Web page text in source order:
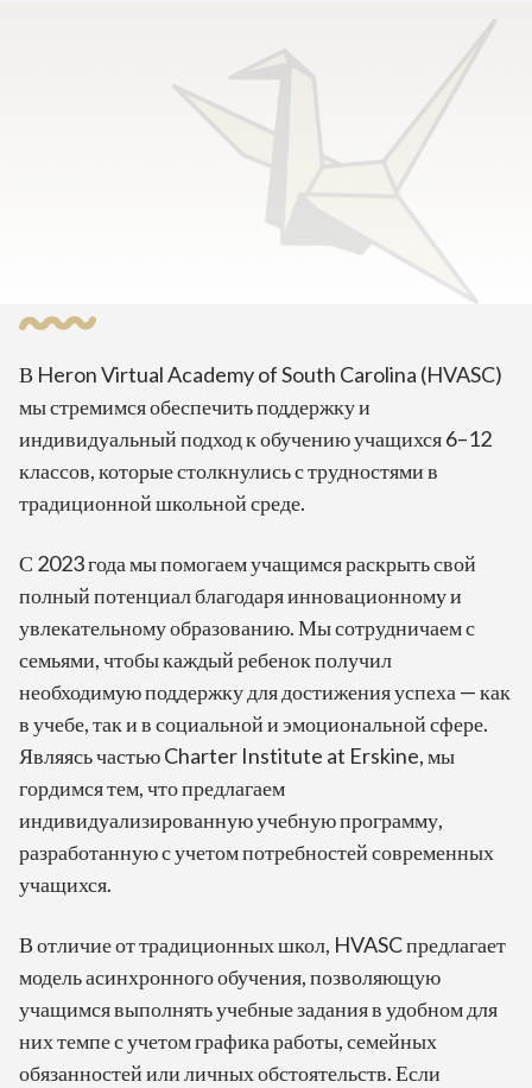
О нашей школе
Добро пожаловать в
Виртуальную академию
Heron в Южной Каролине!
В Heron Virtual Academy of South Carolina (HVASC)
мы стремимся обеспечить поддержку и
индивидуальный подход к обучению учащихся 6–12
классов, которые столкнулись с трудностями в
традиционной школьной среде.
С 2023 года мы помогаем учащимся раскрыть свой
полный потенциал благодаря инновационному и
увлекательному образованию. Мы сотрудничаем с
семьями, чтобы каждый ребенок получил
необходимую поддержку для достижения успеха — как
в учебе, так и в социальной и эмоциональной сфере.
Являясь частью Charter Institute at Erskine, мы
гордимся тем, что предлагаем
индивидуализированную учебную программу,
разработанную с учетом потребностей современных
учащихся.
В отличие от традиционных школ, HVASC предлагает
модель асинхронного обучения, позволяющую
учащимся выполнять учебные задания в удобном для
них темпе с учетом графика работы, семейных
обязанностей или личных обстоятельств. Если